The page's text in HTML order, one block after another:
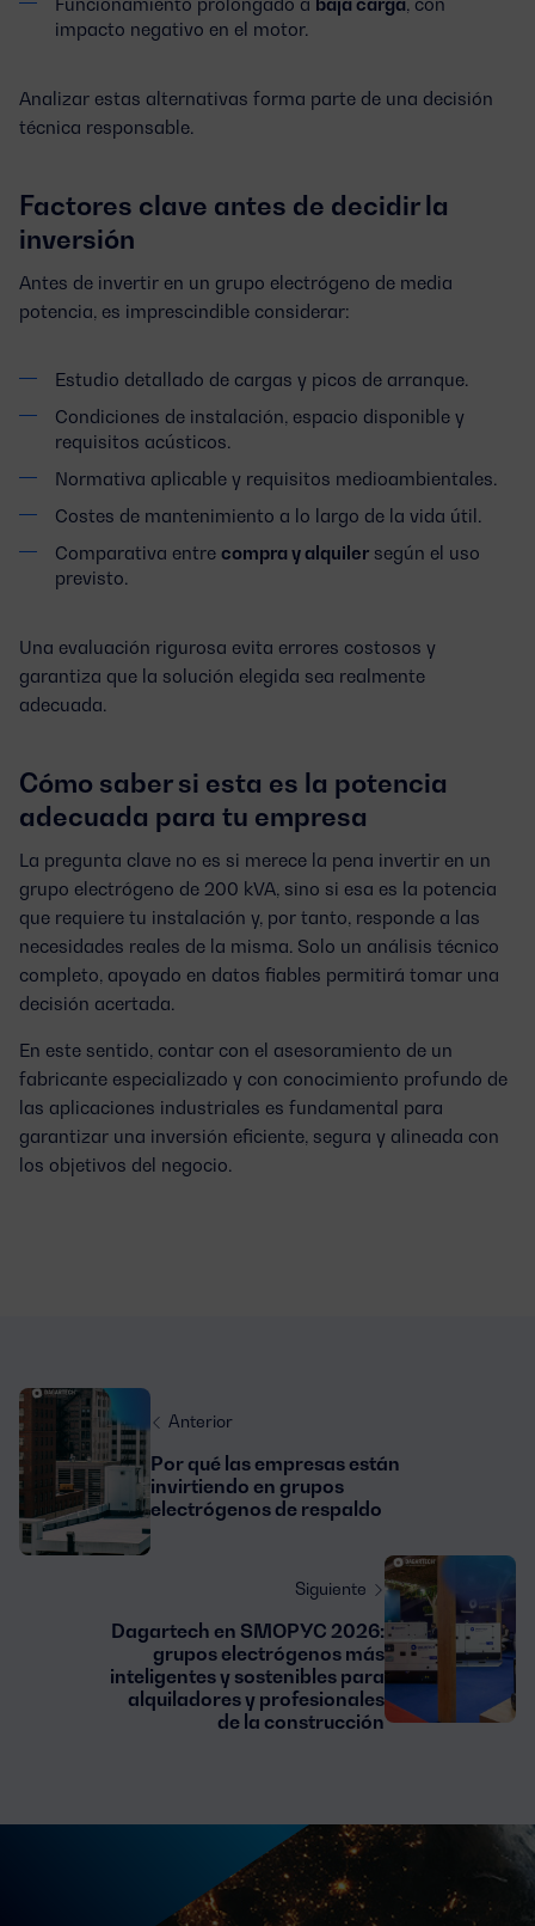
impacto negativo en el motor.
Analizar estas alternativas forma parte de una decisión
técnica responsable.
Factores clave antes de decidir la
inversión
Antes de invertir en un grupo electrógeno de media
potencia, es imprescindible considerar:
Estudio detallado de cargas y picos de arranque.
Condiciones de instalación, espacio disponible y
requisitos acústicos.
Normativa aplicable y requisitos medioambientales.
Costes de mantenimiento a lo largo de la vida útil.
Comparativa entre compra y alquiler según el uso
previsto.
Una evaluación rigurosa evita errores costosos y
garantiza que la solución elegida sea realmente
adecuada.
Cómo saber si esta es la potencia
adecuada para tu empresa
La pregunta clave no es si merece la pena invertir en un
grupo electrógeno de 200 kVA , sino si esa es la potencia
que requiere tu instalación y, por tanto, responde a las
necesidades reales de la misma. Solo un análisis técnico
completo, apoyado en datos fiables permitirá tomar una
decisión acertada.
En este sentido, contar con el asesoramiento de un
fabricante especializado y con conocimiento profundo de
las aplicaciones industriales es fundamental para
garantizar una inversión eficiente, segura y alineada con
los objetivos del negocio.
Anterior
Por qué las empresas están
invirtiendo en grupos
electrógenos de respaldo
Siguiente
Dagartech en SMOPYC 2026:
grupos electrógenos más
inteligentes y sostenibles para
alquiladores y profesionales
de la construcción